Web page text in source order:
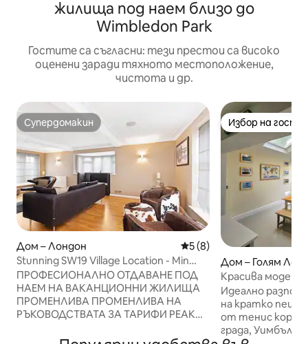
жилища под наем близо до
Wimbledon Park
Гостите са съгласни: тези престои са високо
оценени заради тяхното местоположение,
чистота и др.
Супердомакин
Супердомакин
Дом – Лондон Средна оценка: 5 от 5,
5 (8)
Stunning SW19 Village Location - Min
Stay Applies
ПРОФЕСИОНАЛНО ОТДАВАНЕ ПОД
НАЕМ НА ВАКАНЦИОННИ ЖИЛИЩА
ПРОМЕНЛИВА ПРОМЕНЛИВА НА
РЪКОВОДСТВАТА ЗА ТАРИФИ PEAK
ПРЕДЛАГА СЕ ЗА ДЪЛЪГ ПЕРИОД ОТ
Избор на
Избор на
Дом – Голям
Красива
градина и алея)
Идеално
на кратко
от тенис
града,